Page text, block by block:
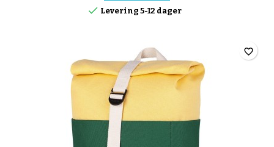
 Levering 5-12 dager
favorite_border